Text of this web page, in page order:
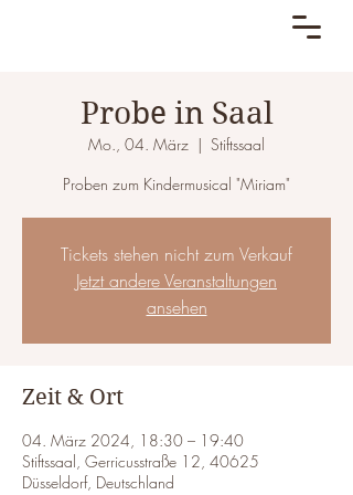
Probe in Saal
Mo., 04. März
  |
Stiftssaal
Proben zum Kindermusical "Miriam"
Tickets stehen nicht zum Verkauf
Jetzt andere Veranstaltungen
ansehen
Zeit & Ort
04. März 2024, 18:30 – 19:40
Stiftssaal, Gerricusstraße 12, 40625
Düsseldorf, Deutschland